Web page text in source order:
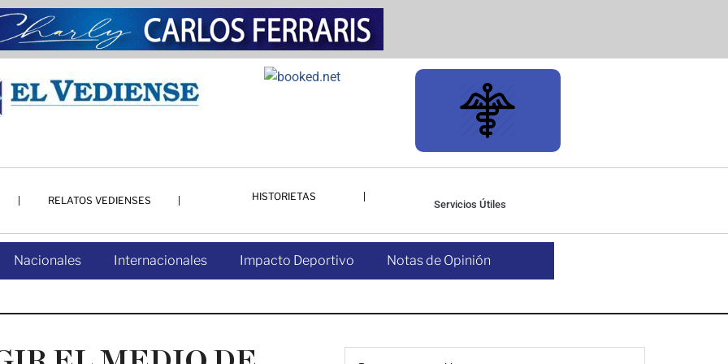
RELATOS VEDIENSES HISTORIETAS
Servicios Útiles
Nacionales Internacionales Impacto Deportivo Notas de Opinión